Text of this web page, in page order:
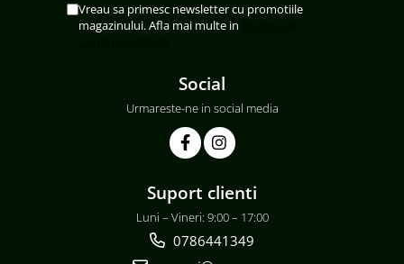
Vreau sa primesc newsletter cu promotiile
magazinului. Afla mai multe in
Social
Urmareste-ne in social media
Suport clienti
Luni – Vineri: 9:00 – 17:00
0786441349